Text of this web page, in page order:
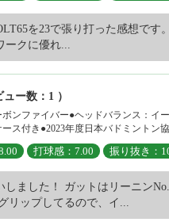
を23で張り打った感想です
クに優れ...
ュー数：1 ）
ンファイバー●ヘッドバランス：イ
ス付き●2023年度日本バドミントン協
打球感：7.00 振り抜き：
しました！ ガットはリーニン
リップしてるので、イ...